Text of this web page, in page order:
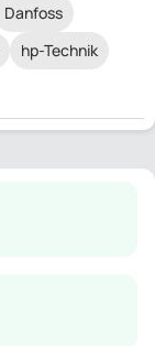
Danfoss
hp-Technik